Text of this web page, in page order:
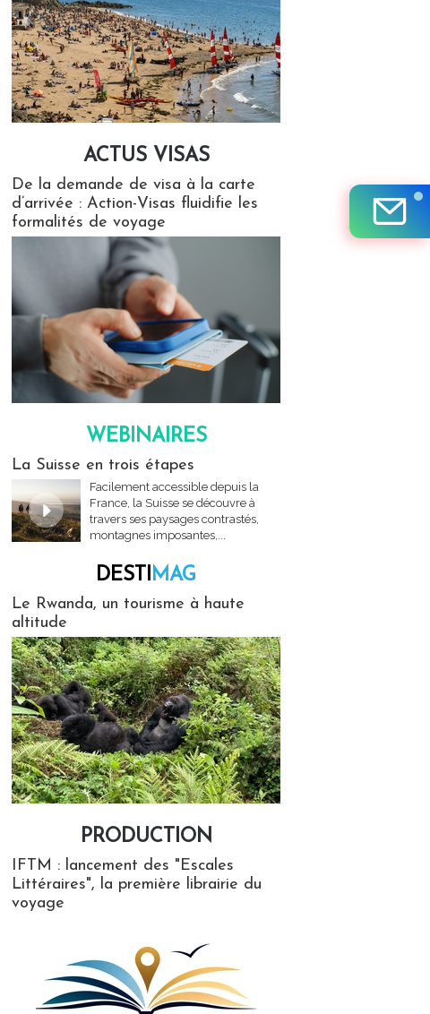
ACTUS VISAS
De la demande de visa à la carte
d’arrivée : Action-Visas fluidifie les
formalités de voyage
WEBINAIRES
La Suisse en trois étapes
Facilement accessible depuis la
France, la Suisse se découvre à
travers ses paysages contrastés,
montagnes imposantes,...
DESTIMAG
Le Rwanda, un tourisme à haute
altitude
PRODUCTION
IFTM : lancement des "Escales
Littéraires", la première librairie du
voyage